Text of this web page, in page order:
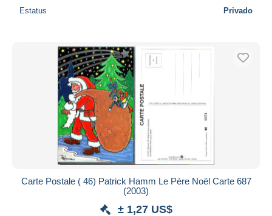
Estatus Privado
Carte Postale ( 46) Patrick Hamm Le Père Noël Carte 687
(2003)
± 1,27 US$